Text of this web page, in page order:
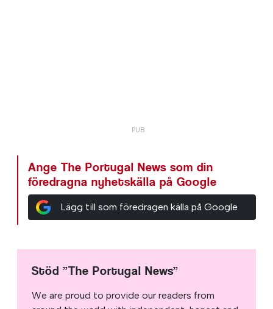
Ange The Portugal News som din
föredragna nyhetskälla på Google
Lägg till som föredragen källa på Google
Stöd ”The Portugal News”
We are proud to provide our readers from